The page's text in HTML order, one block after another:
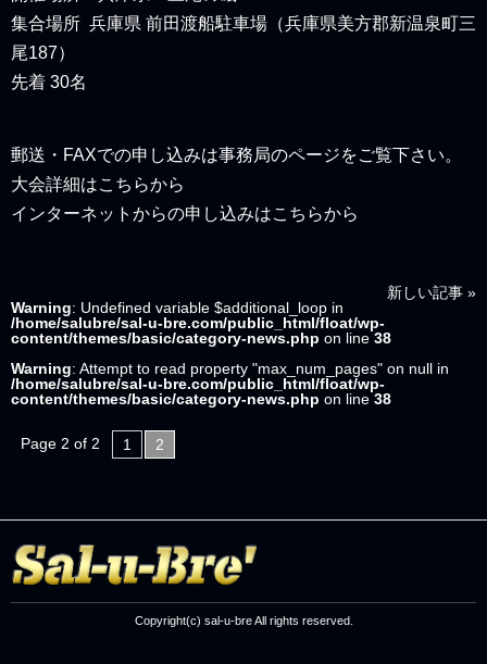
集合場所 兵庫県 前田渡船駐車場（兵庫県美方郡新温泉町三
尾187）
先着 30名
郵送・FAXでの申し込みは事務局のページをご覧下さい。
大会詳細はこちらから
インターネットからの申し込みはこちらから
新しい記事 »
Warning: Undefined variable $additional_loop in
/home/salubre/sal-u-bre.com/public_html/float/wp-
content/themes/basic/category-news.php on line 38
Warning: Attempt to read property "max_num_pages" on null in
/home/salubre/sal-u-bre.com/public_html/float/wp-
content/themes/basic/category-news.php on line 38
Page 2 of 2 1 2
Copyright(c) sal-u-bre All rights reserved.